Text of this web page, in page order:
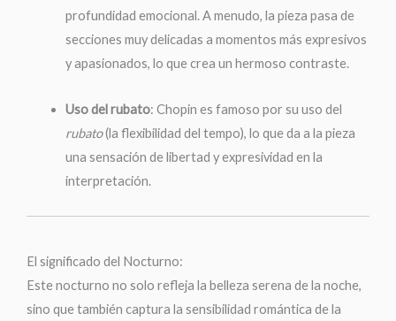
profundidad emocional. A menudo, la pieza pasa de
secciones muy delicadas a momentos más expresivos
y apasionados, lo que crea un hermoso contraste.
Uso del rubato: Chopin es famoso por su uso del
rubato(la flexibilidad del tempo), lo que da a la pieza
una sensación de libertad y expresividad en la
interpretación.
El significado del Nocturno:
Este nocturno no solo refleja la belleza serena de la noche,
sino que también captura la sensibilidad romántica de la